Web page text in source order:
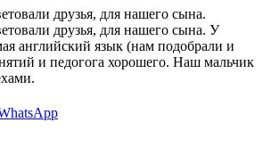
друзья, для нашего сына.
друзья, для нашего сына. У
английский язык (нам подобрали и
и педогога хорошего. Наш мальчик